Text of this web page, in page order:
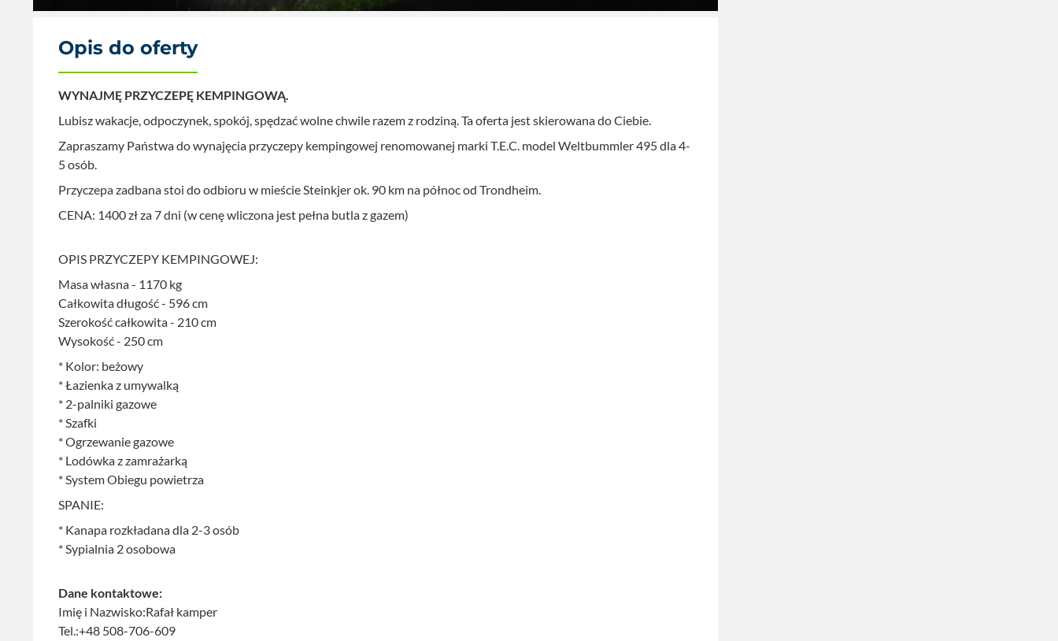
Opis do oferty
WYNAJMĘ PRZYCZEPĘ KEMPINGOWĄ.
Lubisz wakacje, odpoczynek, spokój, spędzać wolne chwile razem z rodziną. Ta oferta jest skierowana do Ciebie.
Zapraszamy Państwa do wynajęcia przyczepy kempingowej renomowanej marki T.E.C. model Weltbummler 495 dla 4-
5 osób.
Przyczepa zadbana stoi do odbioru w mieście Steinkjer ok. 90 km na północ od Trondheim.
CENA: 1400 zł za 7 dni (w cenę wliczona jest pełna butla z gazem)
OPIS PRZYCZEPY KEMPINGOWEJ:
Masa własna - 1170 kg
Całkowita długość - 596 cm
Szerokość całkowita - 210 cm
Wysokość - 250 cm
* Kolor: beżowy
* Łazienka z umywalką
* 2-palniki gazowe
* Szafki
* Ogrzewanie gazowe
* Lodówka z zamrażarką
* System Obiegu powietrza
SPANIE:
* Kanapa rozkładana dla 2-3 osób
* Sypialnia 2 osobowa
Dane kontaktowe:
Imię i Nazwisko:Rafał kamper
Tel.:+48 508-706-609